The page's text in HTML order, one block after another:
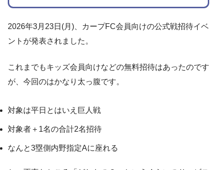
2026年3月23日(月)、カープFC会員向けの公式戦招待イベ
ントが発表されました。
これまでもキッズ会員向けなどの無料招待はあったのです
が、今回のはかなり太っ腹です。
対象は平日とはいえ巨人戦
対象者＋1名の合計2名招待
なんと3塁側内野指定Aに座れる